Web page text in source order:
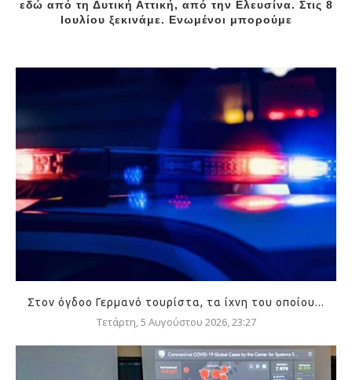
εδώ από τη Δυτική Αττική, από την Ελευσίνα. Στις 8
Ιουλίου ξεκινάμε. Ενωμένοι μπορούμε
Στον όγδοο Γερμανό τουρίστα, τα ίχνη του οποίου...
Τετάρτη, 5 Αυγούστου 2026, 23:27